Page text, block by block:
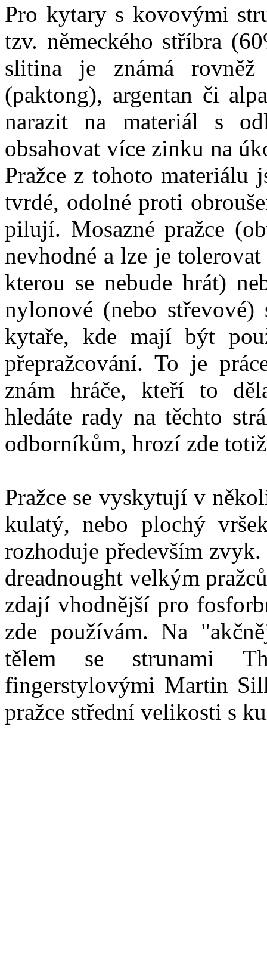
Pro kytary s kovovými
tzv. německého stříbra
slitina je známá
(paktong), argentan či
narazit na materiál s
obsahovat více zinku na
Pražce z tohoto materiálu
tvrdé, odolné proti
pilují. Mosazné pražce
nevhodné a lze je
kterou se nebude hrát)
nylonové (nebo
kytaře, kde mají být
přepražcování. To je
znám hráče, kteří to
hledáte rady na těchto
odborníkům, hrozí zde
Pražce se vyskytují v
kulatý, nebo plochý
rozhoduje především zvyk.
dreadnought velkým
zdají vhodnější pro
zde používám. Na
tělem se strunami
fingerstylovými Martin
pražce střední velikosti s